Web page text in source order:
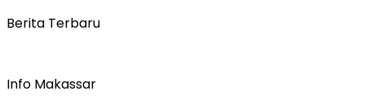
Berita Terbaru
Info Makassar